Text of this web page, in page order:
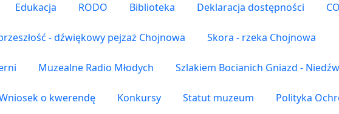
Edukacja RODO Biblioteka Deklaracja dostępności
- dźwiękowy pejzaż Chojnowa Skora - rzeka Chojnowa
Muzealne Radio Młodych Szlakiem Bocianich Gniazd -
o kwerendę Konkursy Statut muzeum Polityka